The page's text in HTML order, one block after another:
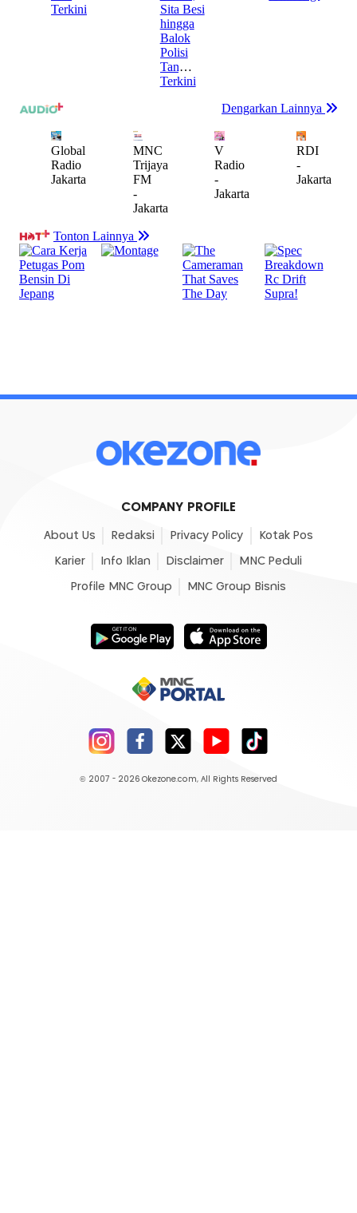
COMPANY PROFILE
About Us Redaksi Privacy Policy Kotak Pos
Karier Info Iklan Disclaimer MNC Peduli
Profile MNC Group MNC Group Bisnis
© 2007 - 2026 Okezone.com, All Rights Reserved